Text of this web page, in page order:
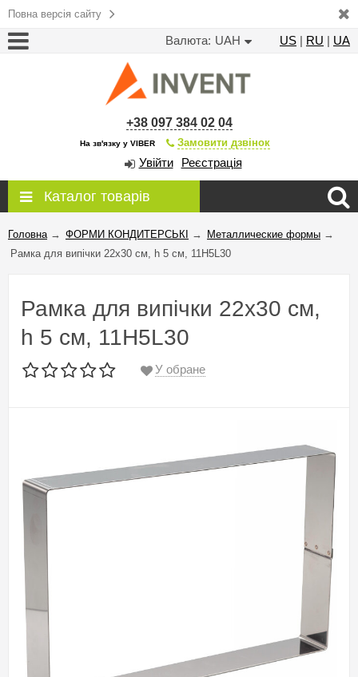
Повна версія сайту
Валюта: UAH US | RU | UA
+38 097 384 02 04
На зв'язку у VIBER Замовити дзвінок
Увійти Реєстрація
Каталог товарів
Головна → ФОРМИ КОНДИТЕРСЬКІ → Металлические формы →
Рамка для випічки 22х30 см, h 5 см, 11H5L30
Рамка для випічки 22х30 см,
h 5 см, 11H5L30
У обране